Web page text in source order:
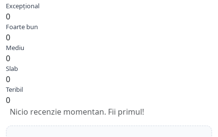
Excepțional
0
Foarte bun
0
Mediu
0
Slab
0
Teribil
0
Nicio recenzie momentan. Fii primul!